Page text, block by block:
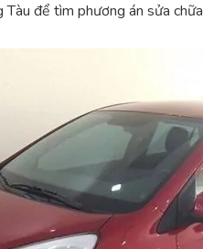
để tìm phương án sửa